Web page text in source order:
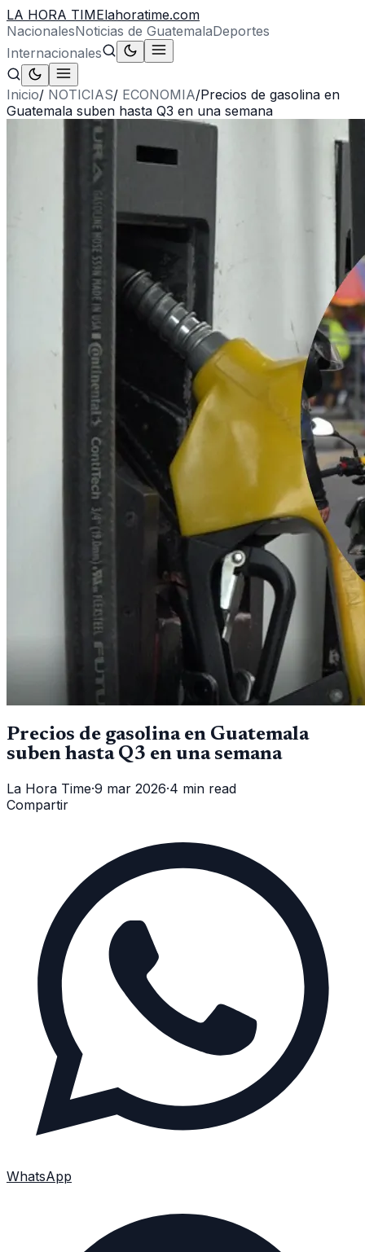
LA HORA TIMElahoratime.com
NacionalesNoticias de GuatemalaDeportes
Internacionales
Inicio/ NOTICIAS/ ECONOMIA/Precios de gasolina en
Guatemala suben hasta Q3 en una semana
Precios de gasolina en Guatemala
suben hasta Q3 en una semana
La Hora Time·9 mar 2026·4 min read
Compartir
WhatsApp